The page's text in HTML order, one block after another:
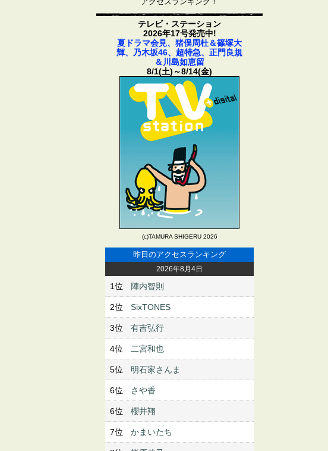
テレビ・ステーション
2026年17号発売中!
夏ドラマ会見、猪俣周杜＆篠塚大
輝、乃木坂46、超特急、正門良規
＆川島如恵留
8/1(土)～8/14(金)
(c)TAMURA SHIGERU 2026
昨日のアクセスランキング
2026年8月4日
1位 陣内智則
2位 SixTONES
3位 有吉弘行
4位 二宮和也
5位 明石家さんま
6位 さや香
6位 櫻井翔
7位 かまいたち